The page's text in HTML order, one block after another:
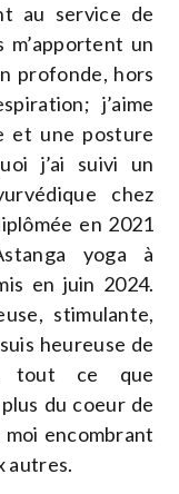
au service de
m’apportent un
profonde, hors
j’aime
et une posture
j’ai suivi un
chez
en 2021
yoga à
en juin 2024.
stimulante,
heureuse de
tout ce que
du coeur de
encombrant
autres.